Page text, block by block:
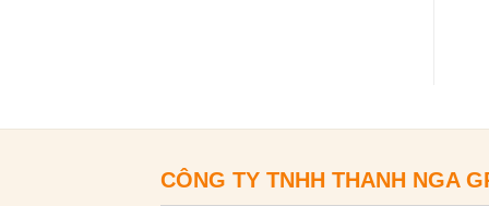
CÔNG TY TNHH THANH NGA